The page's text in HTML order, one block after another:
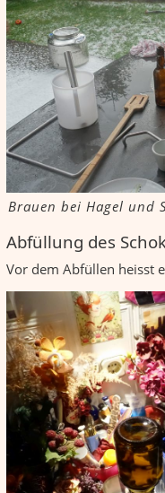
Brauen bei Hagel und
Abfüllung des
Vor dem Abfüllen heisst